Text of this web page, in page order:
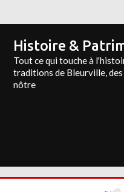
Histoire &
Tout ce qui touche à
traditions de Bleurville,
nôtre